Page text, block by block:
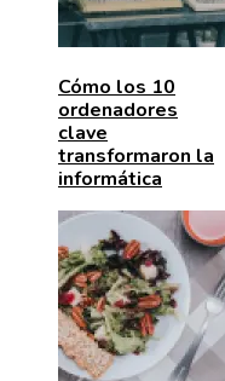
Cómo los 10
ordenadores
clave
transformaron la
informática